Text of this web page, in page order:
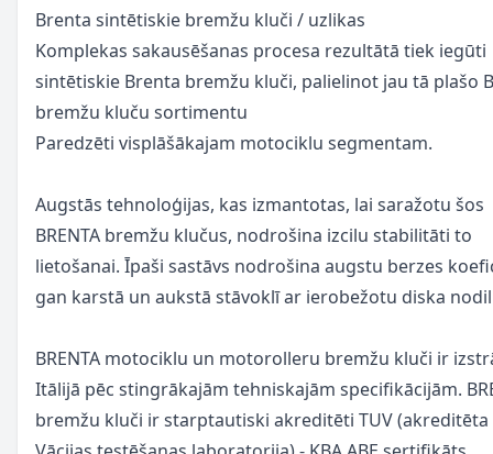
Brenta sintētiskie bremžu kluči / uzlikas
Komplekas sakausēšanas procesa rezultātā tiek iegūti
sintētiskie Brenta bremžu kluči, palielinot jau tā plašo
bremžu kluču sortimentu
Paredzēti visplāšākajam motociklu segmentam.
Augstās tehnoloģijas, kas izmantotas, lai saražotu šos
BRENTA bremžu klučus, nodrošina izcilu stabilitāti to
lietošanai. Īpaši sastāvs nodrošina augstu berzes
gan karstā un aukstā stāvoklī ar ierobežotu diska
BRENTA motociklu un motorolleru bremžu kluči ir
Itālijā pēc stingrākajām tehniskajām specifikācijām.
bremžu kluči ir starptautiski akreditēti TUV (akreditēta